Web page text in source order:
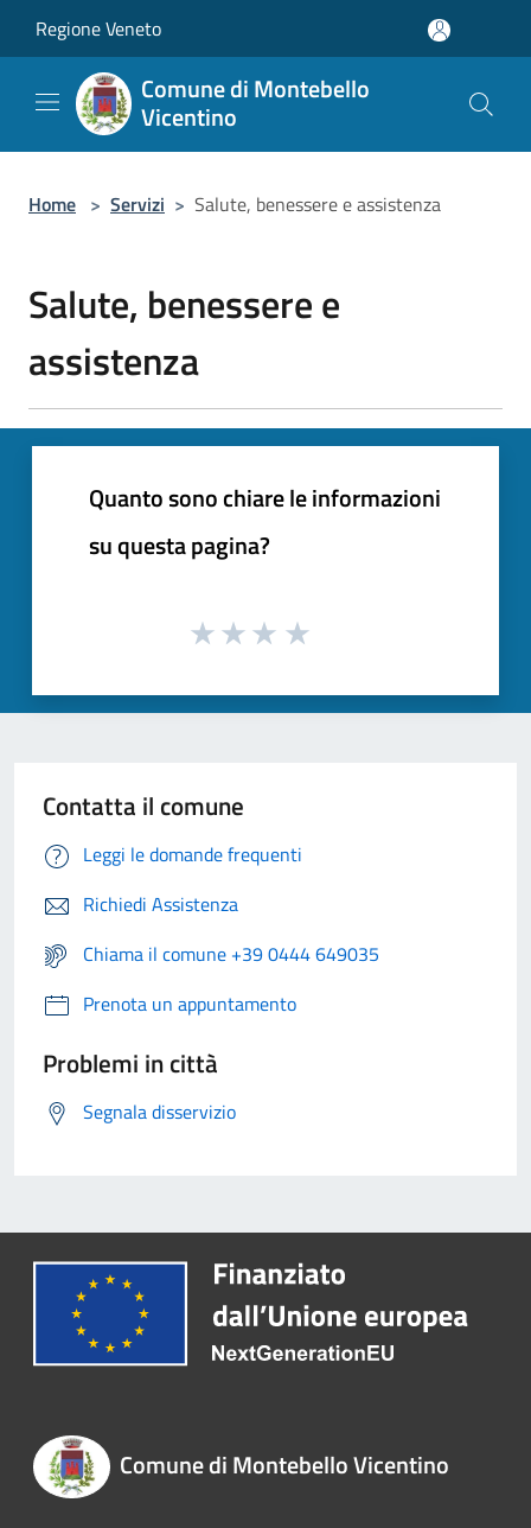
Regione Veneto
Comune di Montebello
Vicentino
Home > Servizi > Salute, benessere e assistenza
Salute, benessere e
assistenza
Quanto sono chiare le informazioni
su questa pagina?
Contatta il comune
Leggi le domande frequenti
Richiedi Assistenza
Chiama il comune +39 0444 649035
Prenota un appuntamento
Problemi in città
Segnala disservizio
Comune di Montebello Vicentino